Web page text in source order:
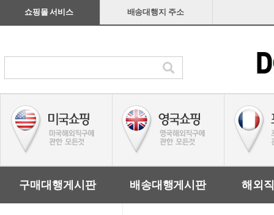
쇼핑몰 서비스 배송대행지 주소
구매대행게시판 배송대행게시판 해외